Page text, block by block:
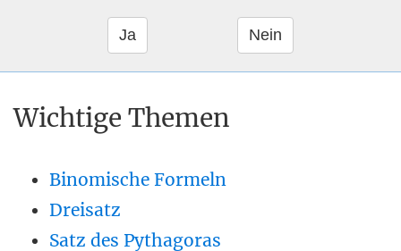
Wichtige Themen
Binomische Formeln
Dreisatz
Satz des Pythagoras